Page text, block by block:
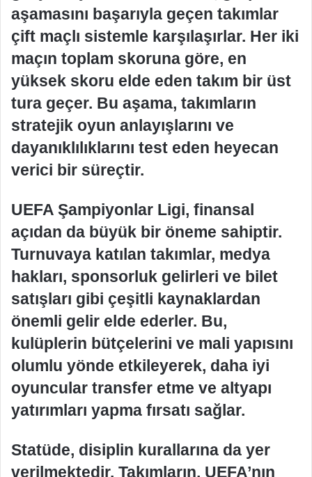
aşamasını başarıyla geçen takımlar
çift maçlı sistemle karşılaşırlar. Her iki
maçın toplam skoruna göre, en
yüksek skoru elde eden takım bir üst
tura geçer. Bu aşama, takımların
stratejik oyun anlayışlarını ve
dayanıklılıklarını test eden heyecan
verici bir süreçtir.
UEFA Şampiyonlar Ligi, finansal
açıdan da büyük bir öneme sahiptir.
Turnuvaya katılan takımlar, medya
hakları, sponsorluk gelirleri ve bilet
satışları gibi çeşitli kaynaklardan
önemli gelir elde ederler. Bu,
kulüplerin bütçelerini ve mali yapısını
olumlu yönde etkileyerek, daha iyi
oyuncular transfer etme ve altyapı
yatırımları yapma fırsatı sağlar.
Statüde, disiplin kurallarına da yer
verilmektedir. Takımların, UEFA’nın